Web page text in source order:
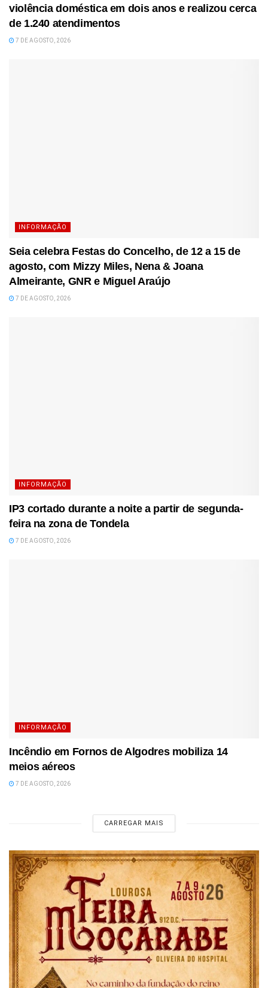
violência doméstica em dois anos e realizou cerca
de 1.240 atendimentos
7 DE AGOSTO, 2026
INFORMAÇÃO
Seia celebra Festas do Concelho, de 12 a 15 de
agosto, com Mizzy Miles, Nena & Joana
Almeirante, GNR e Miguel Araújo
7 DE AGOSTO, 2026
INFORMAÇÃO
IP3 cortado durante a noite a partir de segunda-
feira na zona de Tondela
7 DE AGOSTO, 2026
INFORMAÇÃO
Incêndio em Fornos de Algodres mobiliza 14
meios aéreos
7 DE AGOSTO, 2026
CARREGAR MAIS